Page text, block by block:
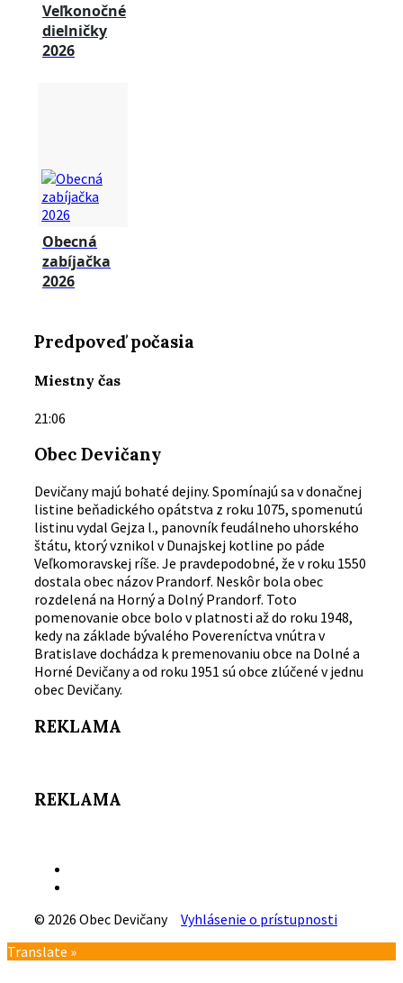
Veľkonočné
dielničky
2026
Obecná
zabíjačka
2026
Predpoveď počasia
Miestny čas
21:06
Obec Devičany
Devičany majú bohaté dejiny. Spomínajú sa v donačnej
listine beňadického opátstva z roku 1075, spomenutú
listinu vydal Gejza l., panovník feudálneho uhorského
štátu, ktorý vznikol v Dunajskej kotline po páde
Veľkomoravskej ríše. Je pravdepodobné, že v roku 1550
dostala obec názov Prandorf. Neskôr bola obec
rozdelená na Horný a Dolný Prandorf. Toto
pomenovanie obce bolo v platnosti až do roku 1948,
kedy na základe bývalého Povereníctva vnútra v
Bratislave dochádza k premenovaniu obce na Dolné a
Horné Devičany a od roku 1951 sú obce zlúčené v jednu
obec Devičany.
REKLAMA
REKLAMA
© 2026 Obec Devičany Vyhlásenie o prístupnosti
Návrat
Translate »